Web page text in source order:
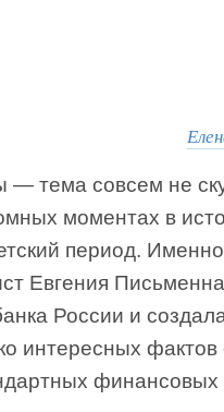
— тема совсем не
моментах в
период.
Евгения
России и
интересных